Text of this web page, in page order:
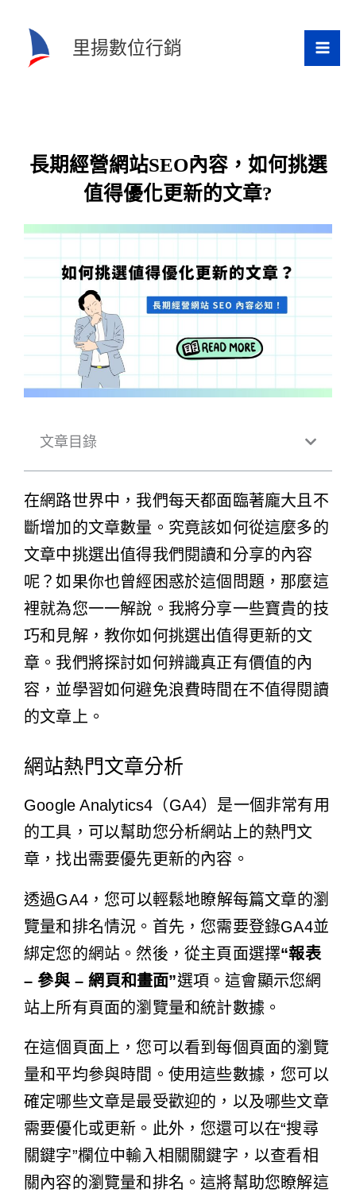
里揚數位行銷
長期經營網站SEO內容，如何挑選
值得優化更新的文章?
文章目錄
在網路世界中，我們每天都面臨著龐大且不
斷增加的文章數量。究竟該如何從這麼多的
文章中挑選出值得我們閱讀和分享的內容
呢？如果你也曾經困惑於這個問題，那麼這
裡就為您一一解說。我將分享一些寶貴的技
巧和見解，教你如何挑選出值得更新的文
章。我們將探討如何辨識真正有價值的內
容，並學習如何避免浪費時間在不值得閱讀
的文章上。
網站熱門文章分析
Google Analytics4（GA4）是一個非常有用
的工具，可以幫助您分析網站上的熱門文
章，找出需要優先更新的內容。
透過GA4，您可以輕鬆地瞭解每篇文章的瀏
覽量和排名情況。首先，您需要登錄GA4並
綁定您的網站。然後，從主頁面選擇“報表
– 參與 – 網頁和畫面”選項。這會顯示您網
站上所有頁面的瀏覽量和統計數據。
在這個頁面上，您可以看到每個頁面的瀏覽
量和平均參與時間。使用這些數據，您可以
確定哪些文章是最受歡迎的，以及哪些文章
需要優化或更新。此外，您還可以在“搜尋
關鍵字”欄位中輸入相關關鍵字，以查看相
關內容的瀏覽量和排名。這將幫助您瞭解這